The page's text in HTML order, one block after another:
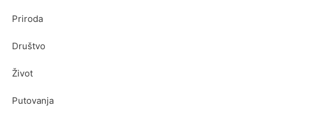
Priroda
Društvo
Život
Putovanja